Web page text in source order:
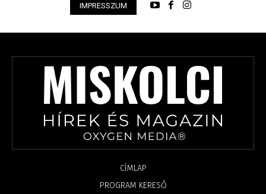
IMPRESSZUM
CÍMLAP
PROGRAM KERESŐ